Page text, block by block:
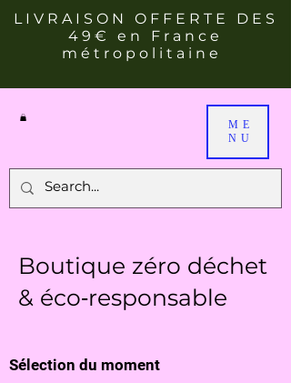
LIVRAISON OFFERTE DES
49€ en France
métropolitaine
ME
NU
Sélection du moment
Boutique zéro déchet
& éco‑responsable